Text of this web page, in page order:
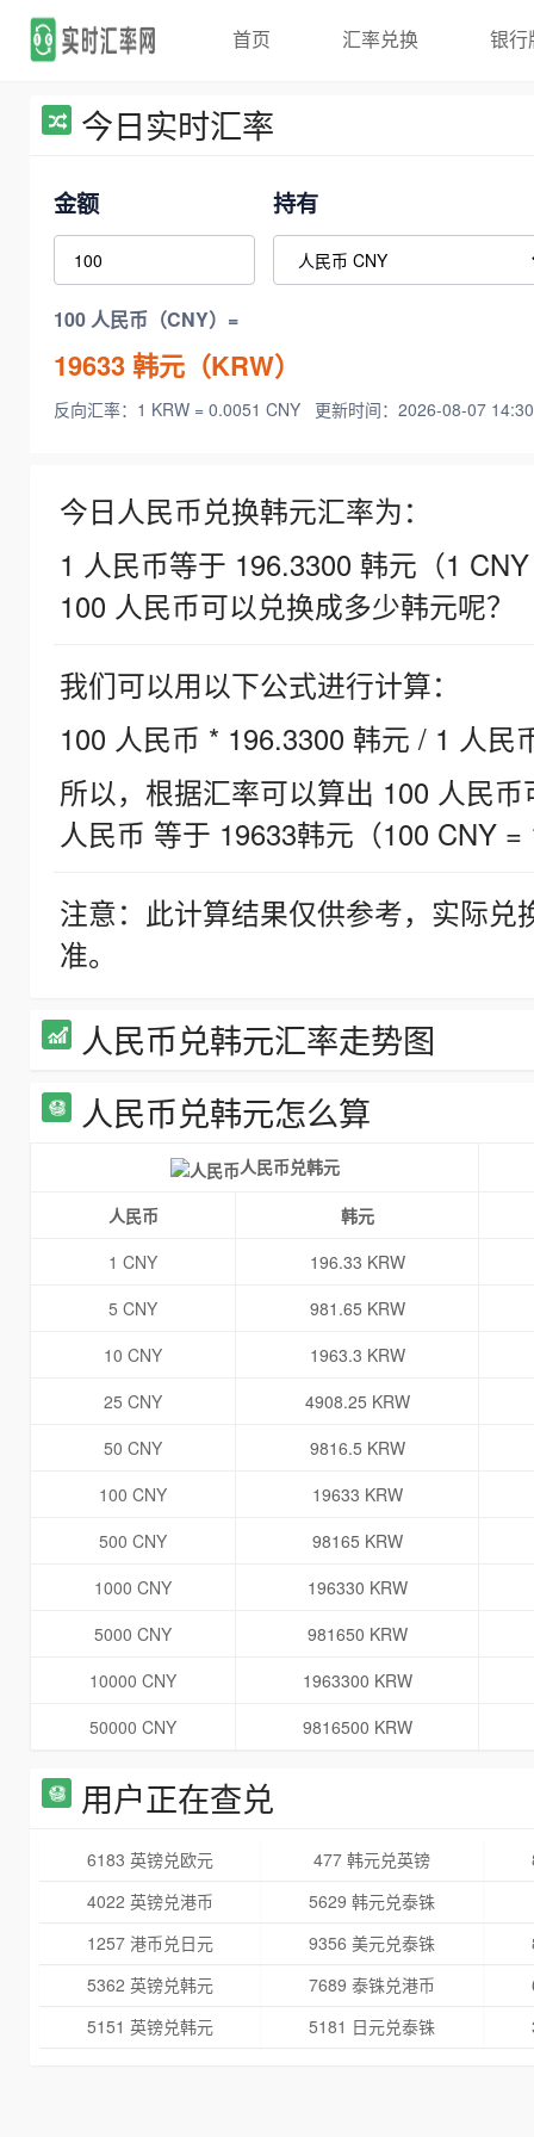
首页 汇率兑换 银行
今日实时汇率
金额 持有
100 人民币（CNY）=
19633韩元（KRW）
反向汇率：1 KRW = 0.0051 CNY 更新时间：2026-08-07
今日人民币兑换韩元汇率为：
1 人民币等于 196.3300 韩元（1
100 人民币可以兑换成多少韩元呢？
我们可以用以下公式进行计算：
100 人民币 * 196.3300 韩元 / 1 人民
所以，根据汇率可以算出 100 人民
人民币 等于 19633韩元（100 CNY =
注意：此计算结果仅供参考，实际
准。
人民币兑韩元汇率走势图
人民币兑韩元怎么算
人民币兑韩元
人民币
韩元
1 CNY
196.33 KRW
5 CNY
981.65 KRW
10 CNY
1963.3 KRW
25 CNY
4908.25 KRW
50 CNY
9816.5 KRW
100 CNY
19633 KRW
500 CNY
98165 KRW
1000 CNY
196330 KRW
5000 CNY
981650 KRW
10000 CNY
1963300 KRW
50000 CNY
9816500 KRW
用户正在查兑
6183 英镑兑欧元 477 韩元兑英镑
4022 英镑兑港币
5629 韩元兑泰铢
1257 港币兑日元
9356 美元兑泰铢
5362 英镑兑韩元
7689 泰铢兑港币
5151 英镑兑韩元
5181 日元兑泰铢